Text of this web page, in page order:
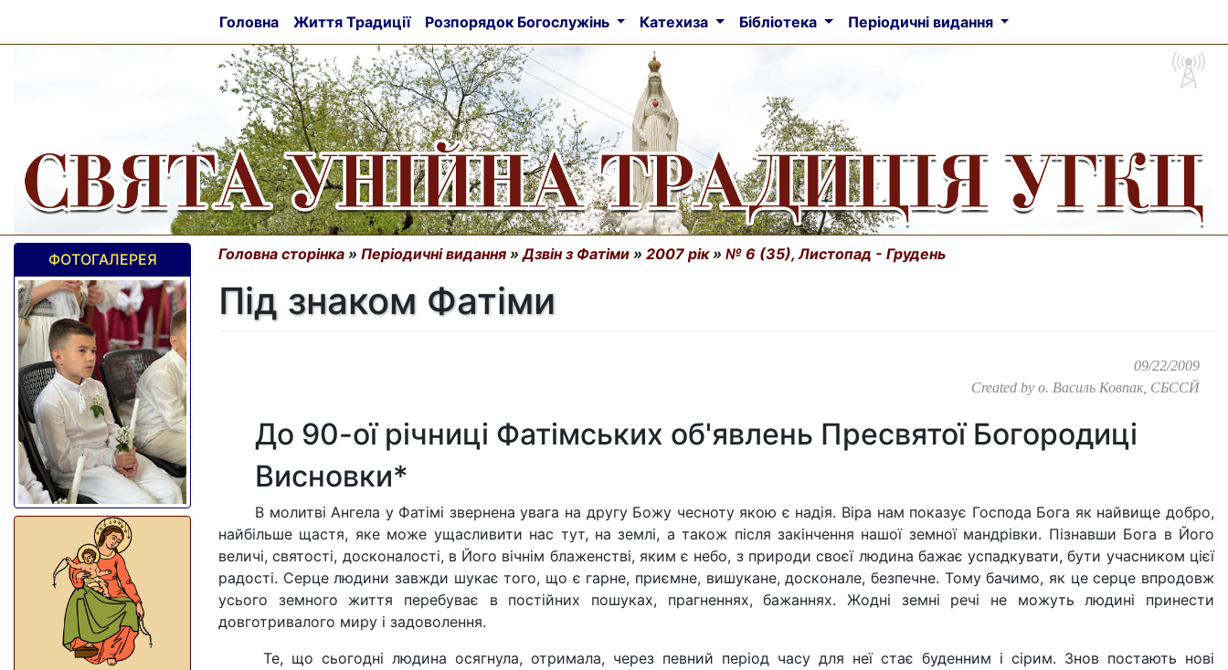
Головна Життя Традиції Розпорядок Богослужінь Катехиза Бібліотека Періодичні видання
ФОТОГАЛЕРЕЯ Головна сторінка » Періодичні видання »Дзвін з Фатіми » 2007 рік» № 6 (35), Листопад - Грудень
Під знаком Фатіми
09/22/2009
Created by о. Василь Ковпак, СБССЙ
До 90-ої річниці Фатімських об'явлень Пресвятої Богородиці
Висновки*
В молитві Ангела у Фатімі звернена увага на другу Божу чесноту якою є надія. Віра нам показує Господа Бога як найвище добро,
найбільше щастя, яке може ущасливити нас тут, на землі, а також після закінчення нашої земної мандрівки. Пізнавши Бога в Його
величі, святості, досконалості, в Його вічнім блаженстві, яким є небо, з природи своєї людина бажає успадкувати, бути учасником цієї
радості. Серце людини завжди шукає того, що є гарне, приємне, вишукане, досконале, безпечне. Тому бачимо, як це серце впродовж
усього земного життя перебуває в постійних пошуках, прагненнях, бажаннях. Жодні земні речі не можуть людині принести
довготривалого миру і задоволення.
Те, що сьогодні людина осягнула, отримала, через певний період часу для неї стає буденним і сірим. Знов постають нові